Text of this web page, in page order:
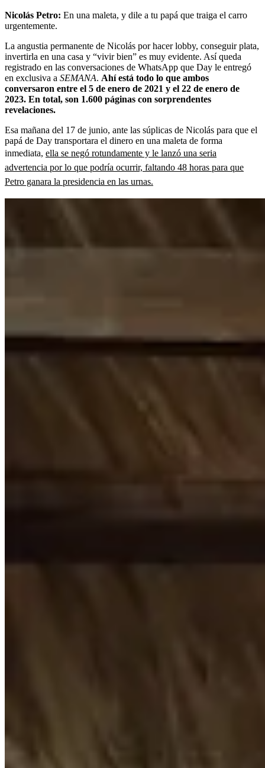
Nicolás Petro: En una maleta, y dile a tu papá que traiga el carro
urgentemente.
La angustia permanente de Nicolás por hacer lobby, conseguir plata,
invertirla en una casa y “vivir bien” es muy evidente. Así queda
registrado en las conversaciones de WhatsApp que Day le entregó
en exclusiva a SEMANA. Ahí está todo lo que ambos
conversaron entre el 5 de enero de 2021 y el 22 de enero de
2023. En total, son 1.600 páginas con sorprendentes
revelaciones.
Esa mañana del 17 de junio, ante las súplicas de Nicolás para que el
papá de Day transportara el dinero en una maleta de forma
inmediata, ella se negó rotundamente y le lanzó una seria
advertencia por lo que podría ocurrir, faltando 48 horas para que
Petro ganara la presidencia en las urnas.